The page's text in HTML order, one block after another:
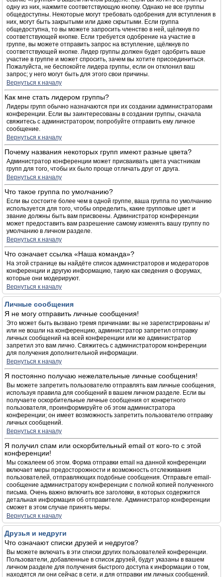
одну из них, нажмите соответствующую кнопку. Однако не все группы
общедоступны. Некоторые могут требовать одобрения для вступления в
них, могут быть закрытыми или даже скрытыми. Если группа
общедоступна, то вы можете запросить членство в ней, щёлкнув по
соответствующей кнопке. Если требуется одобрение на участие в
группе, вы можете отправить запрос на вступление, щёлкнув по
соответствующей кнопке. Лидер группы должен будет одобрить ваше
участие в группе и может спросить, зачем вы хотите присоединиться.
Пожалуйста, не беспокойте лидера группы, если он отклонил ваш
запрос; у него могут быть для этого свои причины.
Вернуться к началу
Как мне стать лидером группы?
Лидеры групп обычно назначаются при их создании администраторами
конференции. Если вы заинтересованы в создании группы, сначала
свяжитесь с администратором; попробуйте отправить ему личное
сообщение.
Вернуться к началу
Почему названия некоторых групп имеют разные цвета?
Администратор конференции может присваивать цвета участникам
групп для того, чтобы их было проще отличать друг от друга.
Вернуться к началу
Что такое группа по умолчанию?
Если вы состоите более чем в одной группе, ваша группа по умолчанию
используется для того, чтобы определить, какие групповые цвет и
звание должны быть вам присвоены. Администратор конференции
может предоставить вам разрешение самому изменять вашу группу по
умолчанию в личном разделе.
Вернуться к началу
Что означает ссылка «Наша команда»?
На этой странице вы найдёте список администраторов и модераторов
конференции и другую информацию, такую как сведения о форумах,
которые они модерируют.
Вернуться к началу
Личные сообщения
Я не могу отправить личные сообщения!
Это может быть вызвано тремя причинами: вы не зарегистрированы и/
или не вошли на конференцию, администратор запретил отправку
личных сообщений на всей конференции или же администратор
запретил это вам лично. Свяжитесь с администратором конференции
для получения дополнительной информации.
Вернуться к началу
Я постоянно получаю нежелательные личные сообщения!
Вы можете запретить пользователю отправлять вам личные сообщения,
используя правила для сообщений в вашем личном разделе. Если вы
получаете оскорбительные личные сообщения от конкретного
пользователя, проинформируйте об этом администратора
конференции; он имеет возможность запретить пользователю отправку
личных сообщений.
Вернуться к началу
Я получил спам или оскорбительный email от кого-то с этой
конференции!
Мы сожалеем об этом. Форма отправки email на данной конференции
включает меры предосторожности и возможность отслеживания
пользователей, отправляющих подобные сообщения. Отправьте email-
сообщение администратору конференции с полной копией полученного
письма. Очень важно включить все заголовки, в которых содержится
детальная информация об отправителе. Администратор конференции
сможет в этом случае принять меры.
Вернуться к началу
Друзья и недруги
Что означают списки друзей и недругов?
Вы можете включать в эти списки других пользователей конференции.
Пользователи, добавленные в список друзей, будут указаны в вашем
личном разделе для получения быстрого доступа к информации о том,
находятся ли они сейчас в сети, и для отправки им личных сообщений.